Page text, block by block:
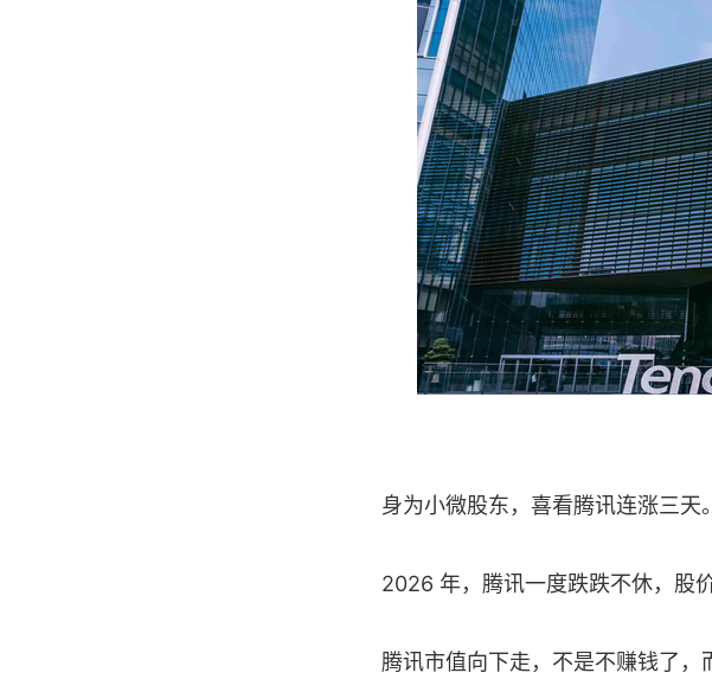
身为小微股东，喜看腾讯连涨三天。
2026 年，腾讯一度跌跌不休，股
腾讯市值向下走，不是不赚钱了，